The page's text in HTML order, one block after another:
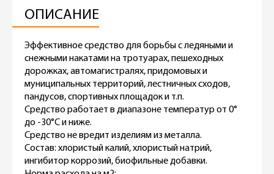
ОПИСАНИЕ
Эффективное средство для борьбы с ледяными и
снежными накатами на тротуарах, пешеходных
дорожках, автомагистралях, придомовых и
муниципальных территорий, лестничных сходов,
пандусов, спортивных площадок и т.п.
Средство работает в диапазоне температур от 0°
до -30°С и ниже.
Средство не вредит изделиям из металла.
Состав: хлористый калий, хлористый натрий,
ингибитор коррозий, биофильные добавки.